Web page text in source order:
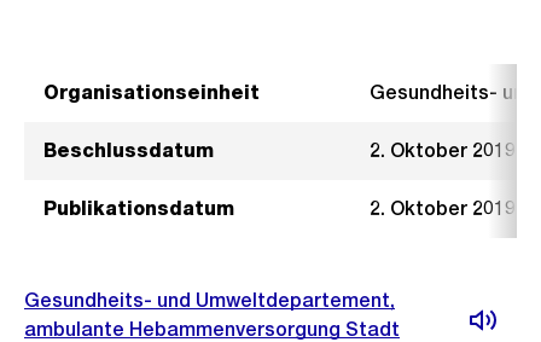
Organisationseinheit Gesundheits-
Beschlussdatum 2. Oktober 2019
Publikationsdatum 2. Oktober 2019
Gesundheits- und Umweltdepartement,
ambulante Hebammenversorgung Stadt